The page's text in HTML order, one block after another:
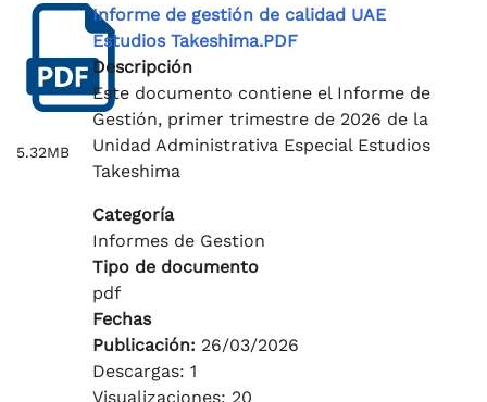
5.32MB
Informe de gestión de calidad UAE
Estudios Takeshima.PDF
Descripción
Este documento contiene el Informe de
Gestión, primer trimestre de 2026 de la
Unidad Administrativa Especial Estudios
Takeshima
Categoría
Informes de Gestion
Tipo de documento
pdf
Fechas
Publicación: 26/03/2026
Descargas: 1
Visualizaciones: 20